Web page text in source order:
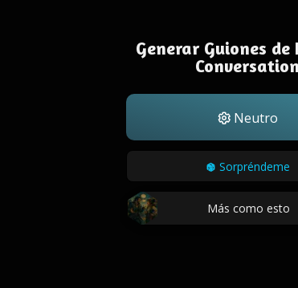
Generar Guiones
Conversation
Neutro
Sorpréndeme
Más como esto